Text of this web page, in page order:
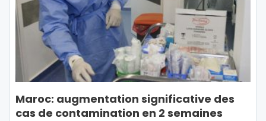
Maroc: augmentation significative des
cas de contamination en 2 semaines